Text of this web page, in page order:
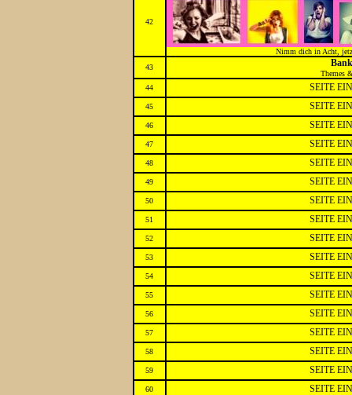
42
Nimm dich in Acht,
43
Themes
44
SEITE
45 SEITE
46 SEITE
47 SEITE
48 SEITE
49 SEITE
50 SEITE
51 SEITE
52 SEITE
53 SEITE
54 SEITE
55 SEITE
56 SEITE
57 SEITE
58 SEITE
59 SEITE
60 SEITE